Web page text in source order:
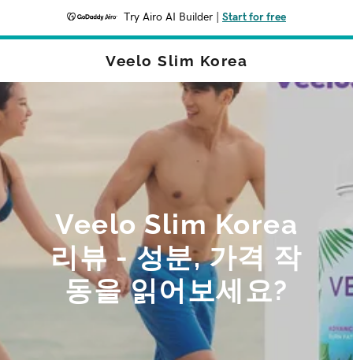
Try Airo AI Builder Start for free
Veelo Slim Korea
Veelo Slim Korea
리뷰 - 성분, 가격 작
동을 읽어보세요?